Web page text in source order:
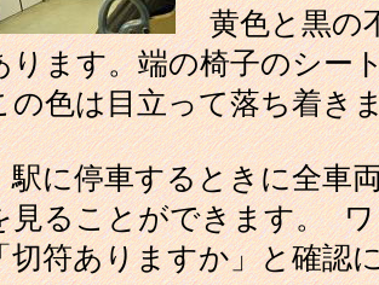
黄色と黒の
ります。端の椅子のシー
の色は目立って落ち着き
に停車するときに全車
見ることができます。
切符ありますか」と確認